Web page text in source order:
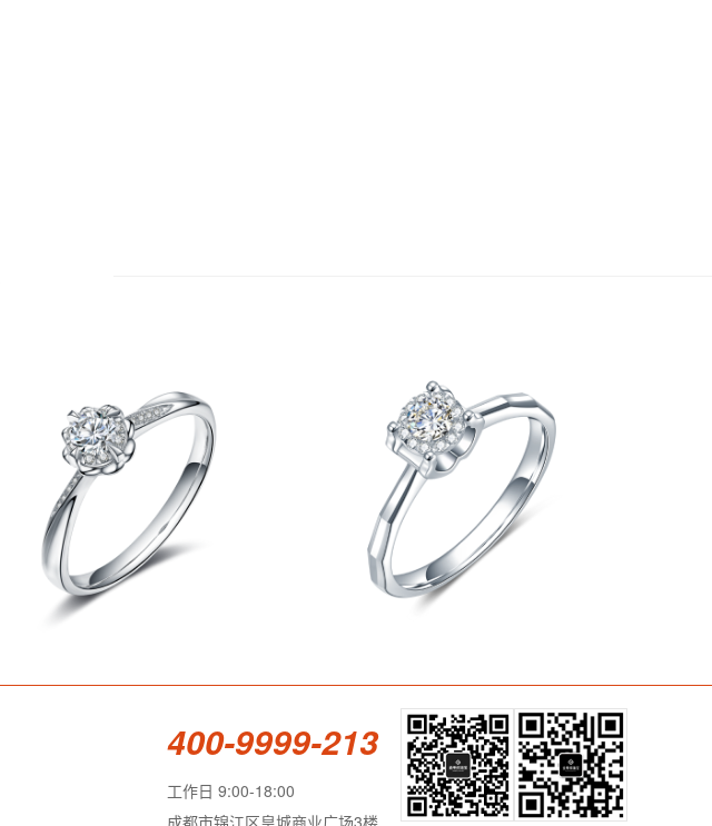
400-9999-213
工作日 9:00-18:00
成都市锦江区皇城商业广场3楼